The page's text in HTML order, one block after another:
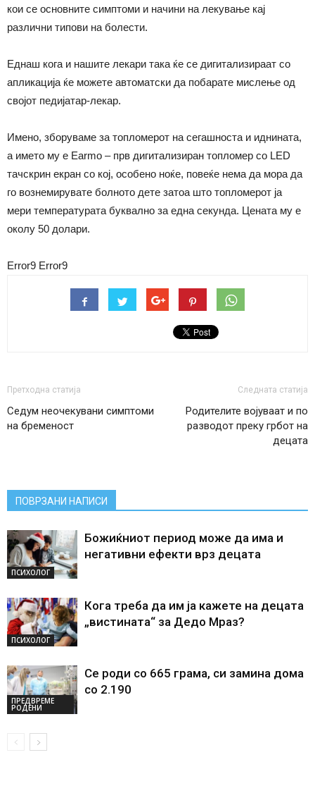
кои се основните симптоми и начини на лекување кај
различни типови на болести.
Еднаш кога и нашите лекари така ќе се дигитализираат со
апликација ќе можете автоматски да побарате мислење од
својот педијатар-лекар.
Имено, зборуваме за топломерот на сегашноста и иднината,
а името му е Earmo – прв дигитализиран топломер со LED
тачскрин екран со кој, особено ноќе, повеќе нема да мора да
го вознемирувате болното дете затоа што топломерот ја
мери температурата буквално за една секунда. Цената му е
околу 50 долари.
Error9 Error9
Претходна статија
Седум неочекувани симптоми
на бременост
Следната статија
Родителите војуваат и по
разводот преку грбот на
децата
ПОВРЗАНИ НАПИСИ
ПСИХОЛОГ
Божиќниот период може да има и
негативни ефекти врз децата
ПСИХОЛОГ
Кога треба да им ја кажете на децата
„вистината“ за Дедо Мраз?
ПРЕДВРЕМЕ
РОДЕНИ
Се роди со 665 грама, си замина дома
со 2.190